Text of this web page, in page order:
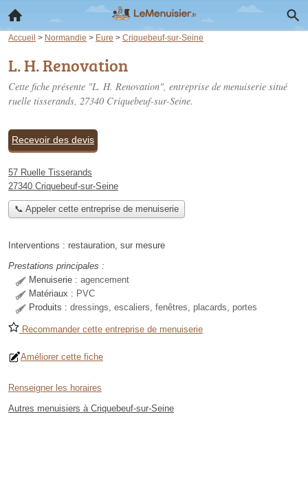
Accueil > Normandie > Eure > Criquebeuf-sur-Seine
L. H. Renovation
Cette fiche présente "L. H. Renovation", entreprise de menuiserie situé
ruelle tisserands, 27340 Criquebeuf-sur-Seine.
Recevoir des devis
57 Ruelle Tisserands
27340 Criquebeuf-sur-Seine
📞 Appeler cette entreprise de menuiserie
Interventions : restauration, sur mesure
Prestations principales :
Menuiserie : agencement
Matériaux : PVC
Produits : dressings, escaliers, fenêtres, placards, portes
Recommander cette entreprise de menuiserie
Améliorer cette fiche
Renseigner les horaires
Autres menuisiers à Criquebeuf-sur-Seine